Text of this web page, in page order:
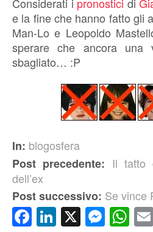
e la fine che hanno fatto gli
Man-Lo e Leopoldo
sperare che ancora una
sbagliato… :P
In: blogosfera
Post precedente: Il tatto
dell’ex
Post successivo: Se vince
Facebook
LinkedIn
X